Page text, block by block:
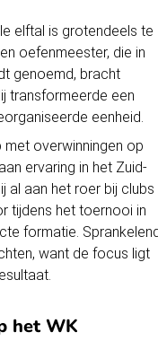
elftal is grotendeels te
oefenmeester, die in
genoemd, bracht
transformeerde een
eenheid.
overwinningen op
ervaring in het Zuid-
al aan het roer bij clubs
tijdens het toernooi in
formatie.
want de focus ligt
het WK